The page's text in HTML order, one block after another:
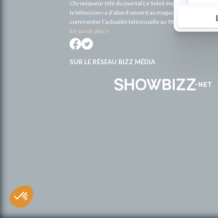
Chroniqueur télé du journal Le Soleil depuis 2001,
la télévision» a d’abord oeuvré au magazine TV Hebdo
commenter l’actualité télévisuelle au 98,5.
En savoir plus »
SUR LE RÉSEAU BIZZ MÉDIA